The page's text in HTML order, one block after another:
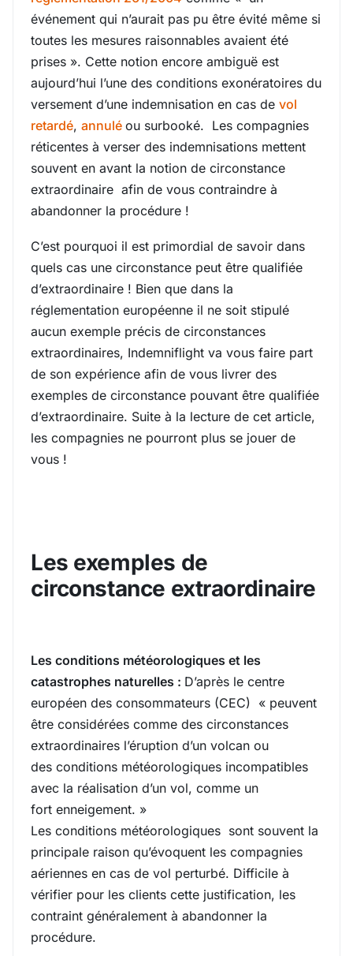
événement qui n’aurait pas pu être évité même si
toutes les mesures raisonnables avaient été
prises ». Cette notion encore ambiguë est
aujourd’hui l’une des conditions exonératoires du
versement d’une indemnisation en cas de vol
retardé, annulé ou surbooké. Les compagnies
réticentes à verser des indemnisations mettent
souvent en avant la notion de circonstance
extraordinaire afin de vous contraindre à
abandonner la procédure !
C’est pourquoi il est primordial de savoir dans
quels cas une circonstance peut être qualifiée
d’extraordinaire ! Bien que dans la
réglementation européenne il ne soit stipulé
aucun exemple précis de circonstances
extraordinaires, Indemniflight va vous faire part
de son expérience afin de vous livrer des
exemples de circonstance pouvant être qualifiée
d’extraordinaire. Suite à la lecture de cet article,
les compagnies ne pourront plus se jouer de
vous !
Les exemples de
circonstance extraordinaire
Les conditions météorologiques et les
catastrophes naturelles : D’après le centre
européen des consommateurs (CEC) « peuvent
être considérées comme des circonstances
extraordinaires l’éruption d’un volcan ou
des conditions météorologiques incompatibles
avec la réalisation d’un vol, comme un
fort enneigement. »
Les conditions météorologiques sont souvent la
principale raison qu’évoquent les compagnies
aériennes en cas de vol perturbé. Difficile à
vérifier pour les clients cette justification, les
contraint généralement à abandonner la
procédure.